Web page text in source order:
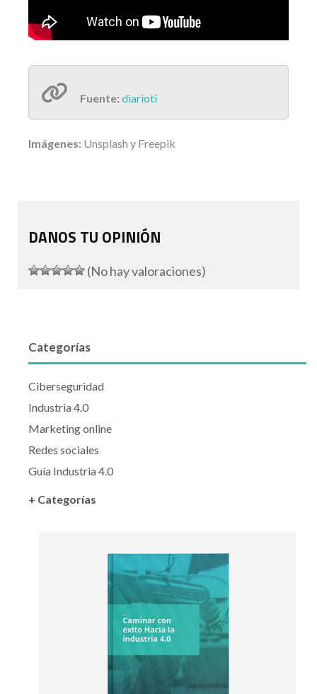
Fuente: diarioti
Imágenes: Unsplash y Freepik
DANOS TU OPINIÓN
(No hay valoraciones)
Categorías
Ciberseguridad
Industria 4.0
Marketing online
Redes sociales
Guía Industria 4.0
+ Categorías